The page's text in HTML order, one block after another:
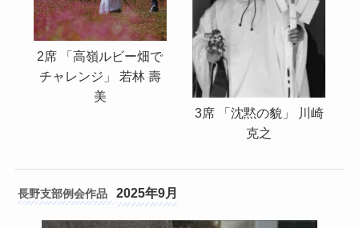
2席 「高嶺ルビー畑で
チャレンジ」 若林 壽
美
3席 「沈黙の貌」 川崎
克之
長野支部 2025年9月